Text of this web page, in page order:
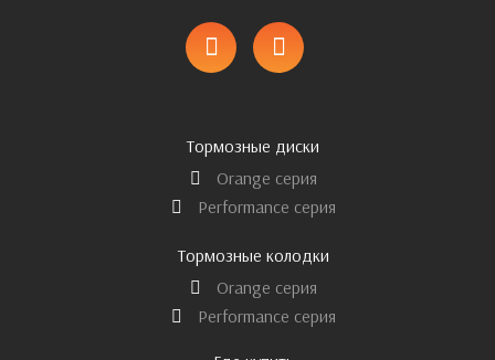
Тормозные диски
Orange серия
Performance серия
Тормозные колодки
Orange серия
Performance серия